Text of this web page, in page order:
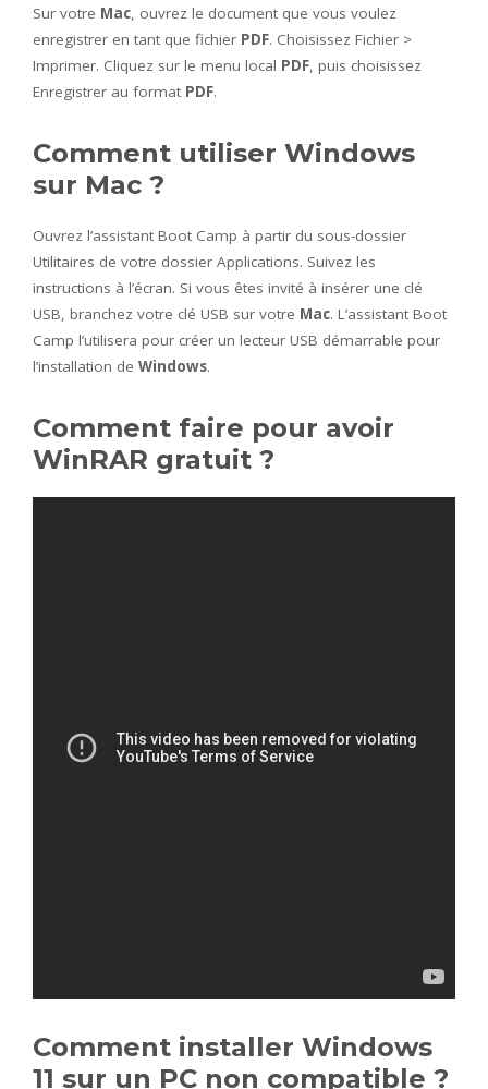
Sur votre Mac, ouvrez le document que vous voulez
enregistrer en tant que fichier PDF. Choisissez Fichier >
Imprimer. Cliquez sur le menu local PDF, puis choisissez
Enregistrer au format PDF.
Comment utiliser Windows
sur Mac ?
Ouvrez l’assistant Boot Camp à partir du sous-dossier
Utilitaires de votre dossier Applications. Suivez les
instructions à l’écran. Si vous êtes invité à insérer une clé
USB, branchez votre clé USB sur votre Mac. L’assistant Boot
Camp l’utilisera pour créer un lecteur USB démarrable pour
l’installation de Windows.
Comment faire pour avoir
WinRAR gratuit ?
Comment installer Windows
11 sur un PC non compatible ?